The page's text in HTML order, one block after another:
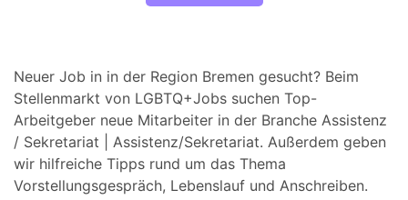
Neuer Job in in der Region Bremen gesucht? Beim
Stellenmarkt von LGBTQ+Jobs suchen Top-
Arbeitgeber neue Mitarbeiter in der Branche Assistenz
/ Sekretariat | Assistenz/Sekretariat. Außerdem geben
wir hilfreiche Tipps rund um das Thema
Vorstellungsgespräch, Lebenslauf und Anschreiben.